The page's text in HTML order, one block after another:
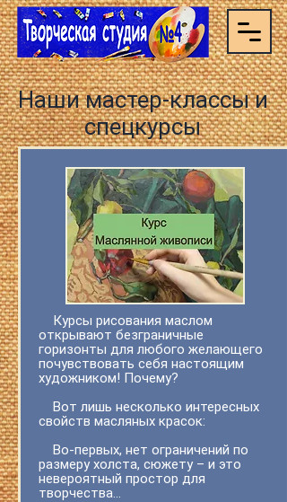
Наши мастер-классы и
спецкурсы
Курсы рисования маслом
открывают безграничные
горизонты для любого желающего
почувствовать себя настоящим
художником! Почему?
Вот лишь несколько интересных
свойств масляных красок:
Во-первых, нет ограничений по
размеру холста, сюжету – и это
невероятный простор для
творчества...